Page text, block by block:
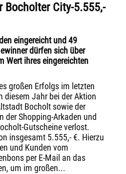
Bocholter City-5.555,-
eingereicht und 49
dürfen sich über
Wert ihres eingereichten
großen Erfolgs im letzten
diesem Jahr bei der Aktion
Bocholt sowie der
der Shopping-Arkaden und
Gutscheine verlost.
insgesamt 5.555,- €. Hierzu
und Kunden vom
per E-Mail an das
um im großen...